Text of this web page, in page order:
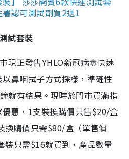
認可測試劑買2送1
試套裝
現正發售YHLO新冠病毒快速
鼻咽拭子方式採樣，準確性
就有結果。現時於門市買滿指
惠，1支裝換購價只售$20/盒
換購價只需$80/盒（單售價
裝只需$16就買到，產品數量